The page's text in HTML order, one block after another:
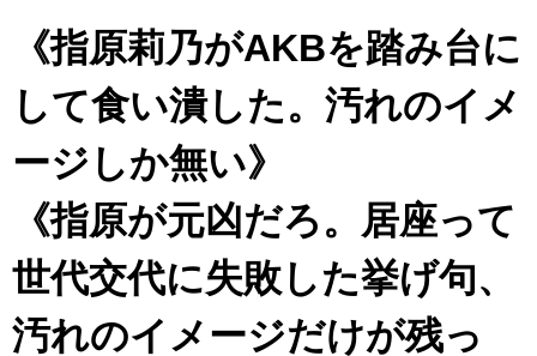
《指原莉乃がAKBを踏み台に
して食い潰した。汚れのイメ
ージしか無い》
《指原が元凶だろ。居座って
世代交代に失敗した挙げ句、
汚れのイメージだけが残っ